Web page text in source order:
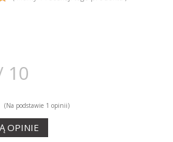
10
(Na podstawie 1 opinii)
OPINIE